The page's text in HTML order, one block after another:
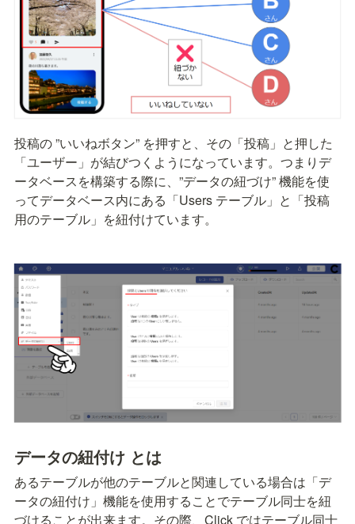
投稿の ”いいねボタン” を押すと、その「投稿」と押した
「ユーザー」が結びつくようになっています。つまりデ
ータベースを構築する際に、”データの紐づけ” 機能を使
ってデータベース内にある「Users テーブル」と「投稿
用のテーブル」を紐付けています。
データの紐付け とは
あるテーブルが他のテーブルと関連している場合は「デ
ータの紐付け」機能を使用することでテーブル同士を紐
づけることが出来ます。その際、Click ではテーブル同士